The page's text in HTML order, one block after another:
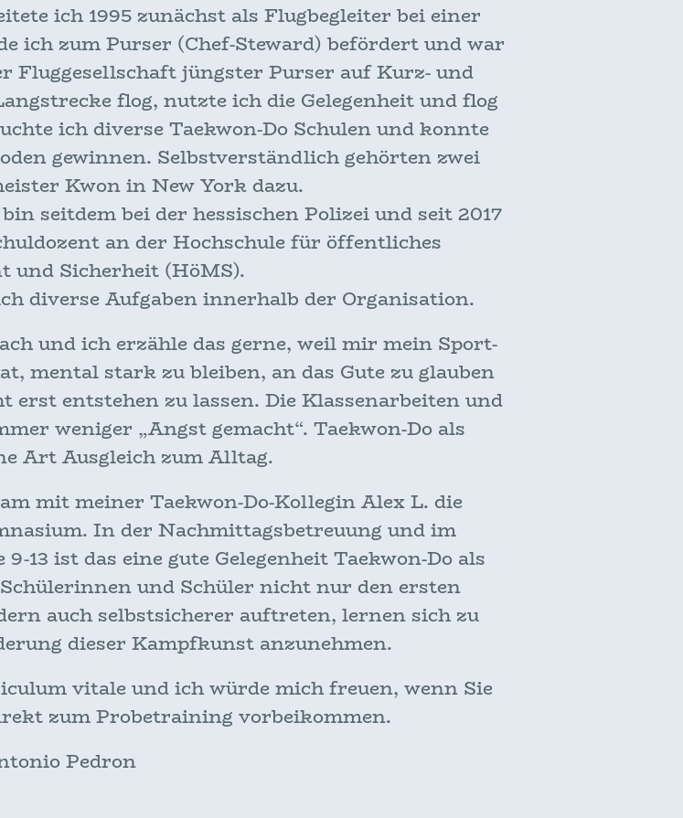
ich 1995 zunächst als Flugbegleiter bei einer
ich zum Purser (Chef-Steward) befördert und war
Fluggesellschaft jüngster Purser auf Kurz- und
flog, nutzte ich die Gelegenheit und flog
ich diverse Taekwon-Do Schulen und konnte
gewinnen. Selbstverständlich gehörten zwei
Kwon in New York dazu.
seitdem bei der hessischen Polizei und seit 2017
an der Hochschule für öffentliches
und Sicherheit (HöMS).
diverse Aufgaben innerhalb der Organisation.
und ich erzähle das gerne, weil mir mein Sport-
mental stark zu bleiben, an das Gute zu glauben
erst entstehen zu lassen. Die Klassenarbeiten und
weniger „Angst gemacht“. Taekwon-Do als
Art Ausgleich zum Alltag.
mit meiner Taekwon-Do-Kollegin Alex L. die
In der Nachmittagsbetreuung und im
ist das eine gute Gelegenheit Taekwon-Do als
und Schüler nicht nur den ersten
auch selbstsicherer auftreten, lernen sich zu
dieser Kampfkunst anzunehmen.
vitale und ich würde mich freuen, wenn Sie
zum Probetraining vorbeikommen.
Pedron